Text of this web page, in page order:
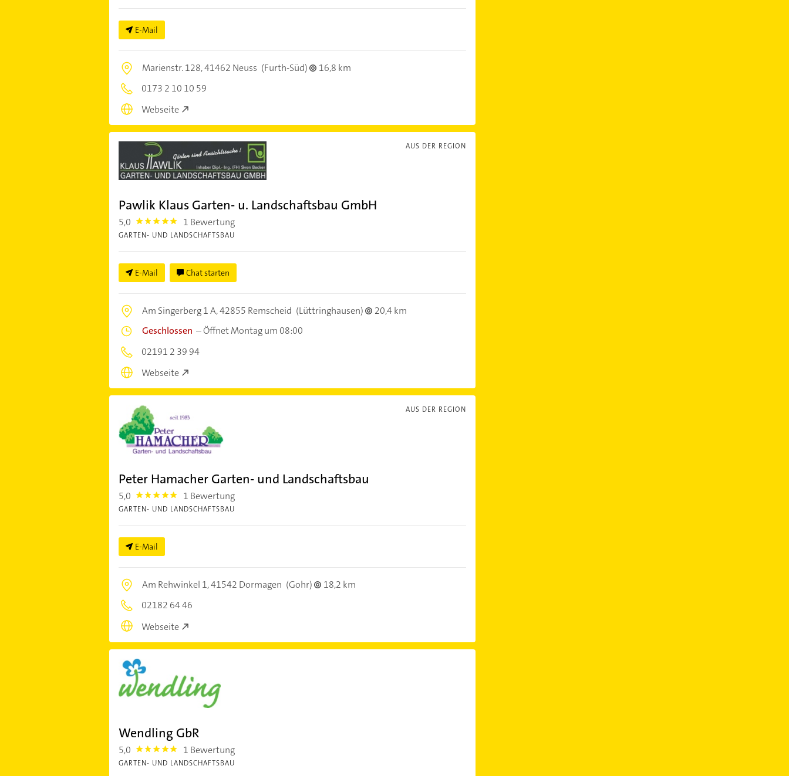
E-Mail
Marienstr. 128,41462 Neuss (Furth-Süd)
16,8 km
0173 2 10 10 59
Webseite
AUS DER REGION
Pawlik Klaus Garten- u. Landschaftsbau GmbH
5,0 5.0 1 Bewertung
GARTEN- UND LANDSCHAFTSBAU
E-Mail Chat starten
Am Singerberg 1 A,42855 Remscheid (Lüttringhausen)
20,4 km
Geschlossen –Öffnet Montag um 08:00
02191 2 39 94
Webseite
AUS DER REGION
Peter Hamacher Garten- und Landschaftsbau
5,0 5.0 1 Bewertung
GARTEN- UND LANDSCHAFTSBAU
E-Mail
Am Rehwinkel 1,41542 Dormagen (Gohr)
18,2 km
02182 64 46
Webseite
Wendling GbR
5,0 5.0 1 Bewertung
GARTEN- UND LANDSCHAFTSBAU